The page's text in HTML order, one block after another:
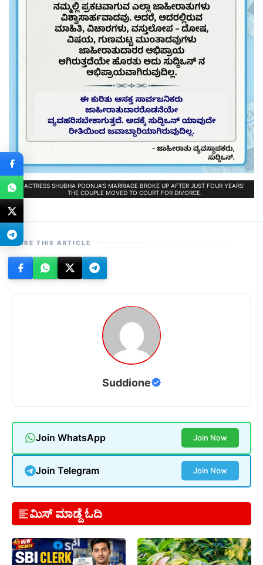
ACTRESS SHUBHA POONJA'S MARRIAGE BROKE UP AFTER JUST FOUR YEARS:
THE COUPLE MOVED TO COURT FOR DIVORCE.
SHARE THIS ARTICLE
Suddione
Join WhatsApp Join Now
Join Telegram Join Now
ಮಿಸ್ ಮಾಡ್ದೆ ಓದಿ